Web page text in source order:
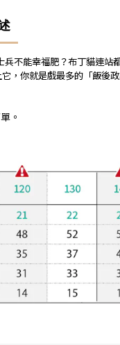
不能幸福肥？布丁貓連站
它，你就是戲最多的「飯後
。